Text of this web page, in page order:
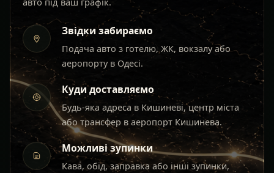
Звідки забираємо
Подача авто з готелю, ЖК, вокзалу або
аеропорту в Одесі.
Куди доставляємо
Будь-яка адреса в Кишиневі, центр міста
або трансфер в аеропорт Кишинева.
Можливі зупинки
Кава, обід, заправка або інші зупинки,